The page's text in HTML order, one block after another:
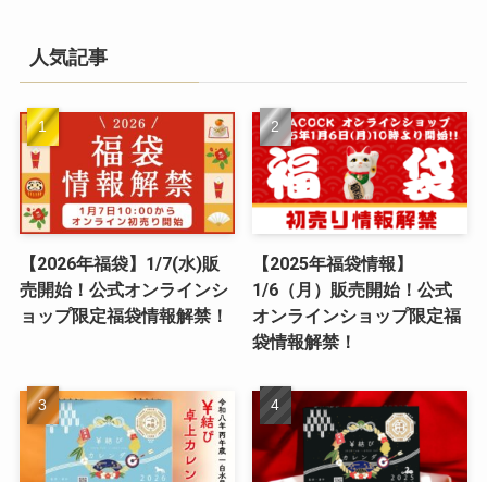
人気記事
【2026年福袋】1/7(水)販
売開始！公式オンラインシ
ョップ限定福袋情報解禁！
【2025年福袋情報】
1/6（月）販売開始！公式
オンラインショップ限定福
袋情報解禁！